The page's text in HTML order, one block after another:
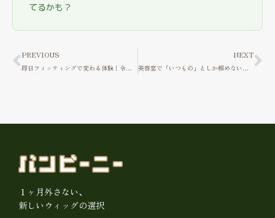
てるかも？
Prev
PREVIOUS
即日フィッティングで変わる体験｜令和のウィッグサロン・バンビーニー新橋
NEXT
美容室で「いつもの」としか頼めないあなたへ｜ウィッグなら髪型をオーダーできる
１ヶ月外さない、
新しいウィッグの選択